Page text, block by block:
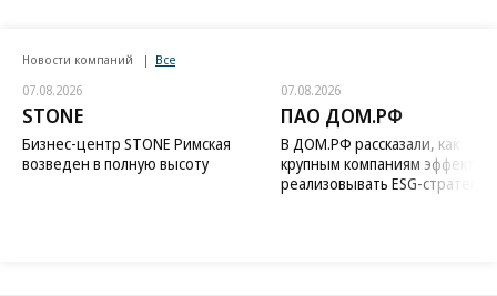
Новости компаний Все
07.08.2026
STONE
Бизнес-центр STONE Римская
возведен в полную высоту
07.08.2026
ПАО ДОМ.РФ
В ДОМ.РФ рассказали, как
крупным компаниям
реализовывать ESG-стратегию